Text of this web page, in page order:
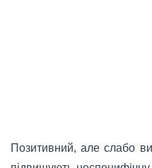
Позитивний, але слабо